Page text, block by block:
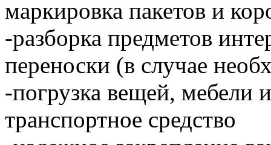
маркировка пакетов и
-разборка предметов
переноски (в случае
-погрузка вещей, мебели
транспортное средство